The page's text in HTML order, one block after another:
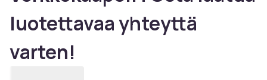
luotettavaa yhteyttä
varten!